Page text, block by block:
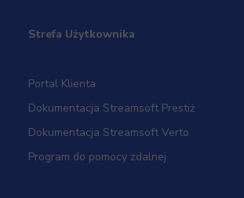
Strefa Użytkownika
Portal Klienta
Dokumentacja Streamsoft Prestiż
Dokumentacja Streamsoft Verto
Program do pomocy zdalnej